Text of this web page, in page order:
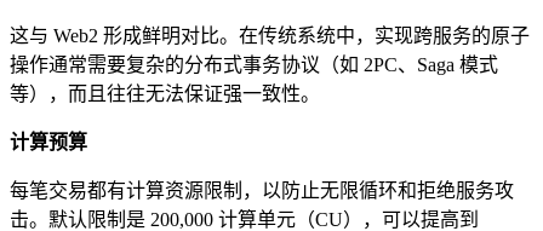
这与 Web2 形成鲜明对比。在传统系统中，实现跨服务的原子
操作通常需要复杂的分布式事务协议（如 2PC、Saga 模式
等），而且往往无法保证强一致性。
计算预算
每笔交易都有计算资源限制，以防止无限循环和拒绝服务攻
击。默认限制是 200,000 计算单元（CU），可以提高到